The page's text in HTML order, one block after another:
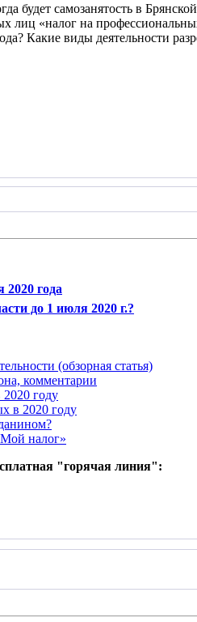
будет самозанятость в
лиц «налог на
Какие виды деятельности
2020 года
до 1 июля 2020 г.?
(обзорная статья)
комментарии
году
в 2020 году
налог»
"горячая линия":